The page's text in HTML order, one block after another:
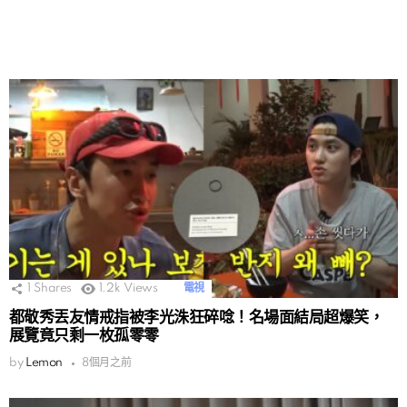
Shares 1.2k Views 電視
都敬秀丟友情戒指被李光洙狂碎唸！名場面結局超爆笑，
展覽竟只剩一枚孤零零
by Lemon 8個月之前